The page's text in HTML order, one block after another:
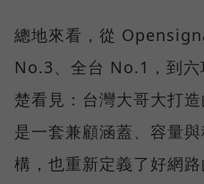
總地來看，從
No.3、全台 No.1，到
楚看見：台灣大哥大打
是一套兼顧涵蓋、容量
構，也重新定義了好網